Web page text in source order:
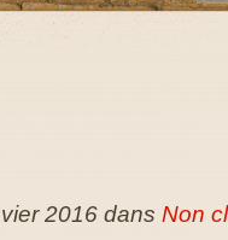
2016 dans Non